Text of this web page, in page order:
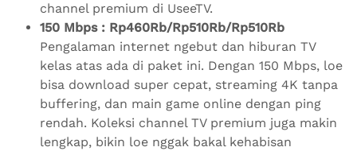
channel premium di UseeTV.
150 Mbps : Rp460Rb/Rp510Rb/Rp510Rb
Pengalaman internet ngebut dan hiburan TV
kelas atas ada di paket ini. Dengan 150 Mbps, loe
bisa download super cepat, streaming 4K tanpa
buffering, dan main game online dengan ping
rendah. Koleksi channel TV premium juga makin
lengkap, bikin loe nggak bakal kehabisan